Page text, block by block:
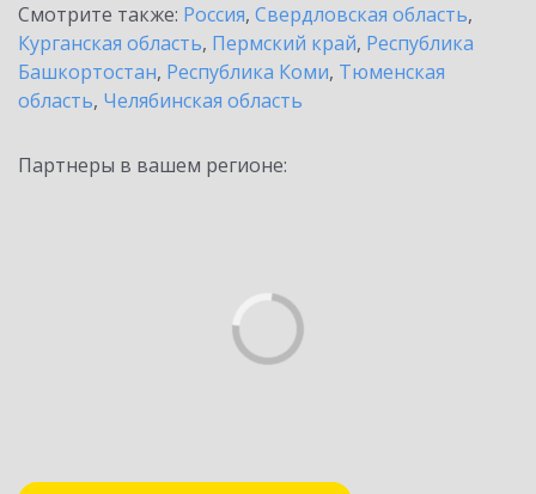
Смотрите также: Россия, Свердловская область,
Курганская область, Пермский край, Республика
Башкортостан, Республика Коми, Тюменская
область, Челябинская область
Партнеры в вашем регионе: